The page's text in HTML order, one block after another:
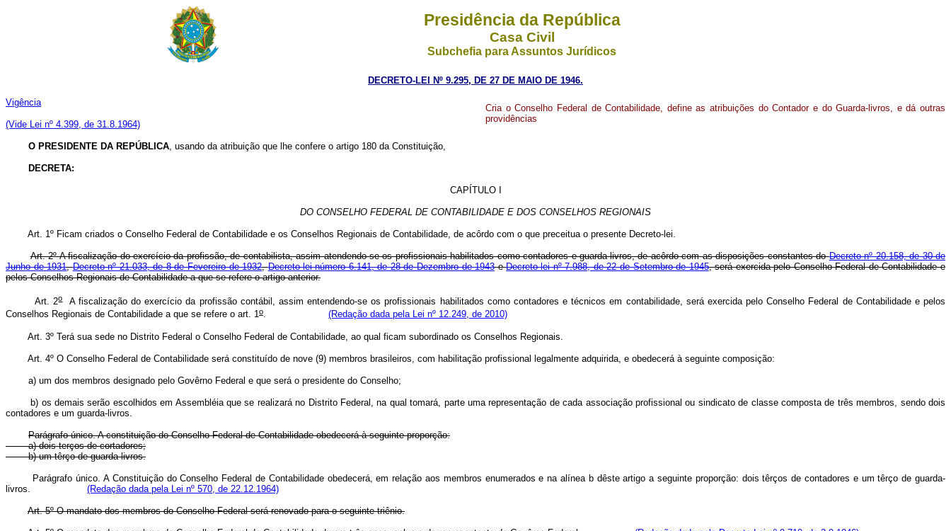
Presidência da República
Casa Civil
Subchefia para Assuntos Jurídicos
DECRETO-LEI Nº 9.295, DE 27 DE MAIO DE 1946.
Vigência
(Vide Lei nº 4.399, de 31.8.1964)
Cria o Conselho Federal de Contabilidade, define as atribuições do Contador e do Guarda-livros, e dá outras
providências
O PRESIDENTE DA REPÚBLICA, usando da atribuição que lhe confere o artigo 180 da Constituição,
DECRETA:
CAPÍTULO I
DO CONSELHO FEDERAL DE CONTABILIDADE E DOS CONSELHOS REGIONAIS
Art. 1º Ficam criados o Conselho Federal de Contabilidade e os Conselhos Regionais de Contabilidade, de acôrdo com o que preceitua o presente Decreto-lei.
Art. 2º A fiscalização do exercício da profissão, de contabilista, assim atendendo-se os profissionais habilitados como contadores e guarda-livros, de acôrdo com as disposições constantes doDecreto nº 20.158, de 30 de
Junho de 1931,Decreto nº 21.033, de 8 de Fevereiro de 1932,Decreto-lei número 6.141, de 28 de Dezembro de 1943eDecreto-lei nº 7.988, de 22 de Setembro de 1945, será exercida pelo Conselho Federal de Contabilidade e
pelos Conselhos Regionais de Contabilidade a que se refere o artigo anterior.
Art. 2oA fiscalização do exercício da profissão contábil, assim entendendo-se os profissionais habilitados como contadores e técnicos em contabilidade, será exercida pelo Conselho Federal de Contabilidade e pelos
Conselhos Regionais de Contabilidade a que se refere o art. 1o. (Redação dada pela Lei nº 12.249, de 2010)
Art. 3º Terá sua sede no Distrito Federal o Conselho Federal de Contabilidade, ao qual ficam subordinado os Conselhos Regionais.
Art. 4º O Conselho Federal de Contabilidade será constituído de nove (9) membros brasileiros, com habilitação profissional legalmente adquirida, e obedecerá à seguinte composição:
a) um dos membros designado pelo Govêrno Federal e que será o presidente do Conselho;
b) os demais serão escolhidos em Assembléia que se realizará no Distrito Federal, na qual tomará, parte uma representação de cada associação profissional ou sindicato de classe composta de três membros, sendo dois
contadores e um guarda-livros.
Parágrafo único. A constituição do Conselho Federal de Contabilidade obedecerá à seguinte proporção:
a) dois terços de cortadores;
b) um têrço de guarda-livros.
Parágrafo único. A Constituição do Conselho Federal de Contabilidade obedecerá, em relação aos membros enumerados e na alínea b dêste artigo a seguinte proporção: dois têrços de contadores e um têrço de guarda-
livros. (Redação dada pela Lei nº 570, de 22.12.1964)
Art. 5º O mandato dos membros do Conselho Federal será renovado para o seguinte triênio.